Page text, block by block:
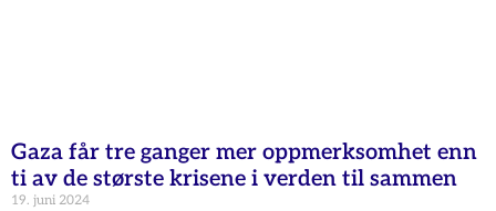
Gaza får tre ganger mer oppmerksomhet enn
ti av de største krisene i verden til sammen
19. juni 2024